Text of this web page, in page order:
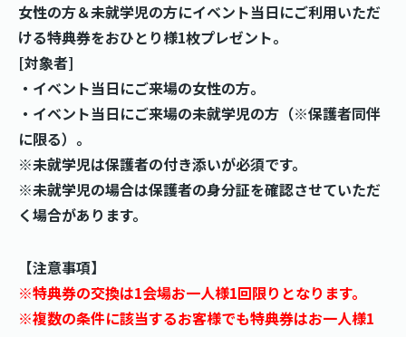
女性の方＆未就学児の方にイベント当日にご利用いただ
ける特典券をおひとり様1枚プレゼント。
[対象者]
・イベント当日にご来場の女性の方。
・イベント当日にご来場の未就学児の方（※保護者同伴
に限る）。
※未就学児は保護者の付き添いが必須です。
※未就学児の場合は保護者の身分証を確認させていただ
く場合があります。
【注意事項】
※特典券の交換は1会場お一人様1回限りとなります。
※複数の条件に該当するお客様でも特典券はお一人様1